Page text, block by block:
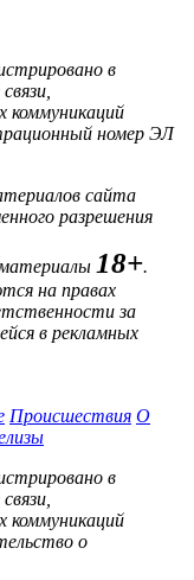
в
коммуникаций
номер ЭЛ
сайта
разрешения
18+.
на правах
за
в рекламных
Происшествия О
в
коммуникаций
о